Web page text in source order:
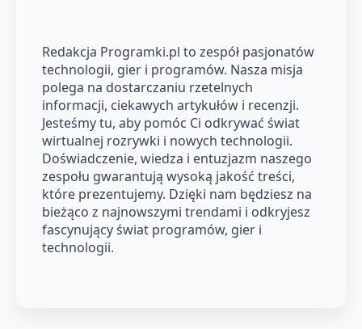
Redakcja Programki.pl to zespół pasjonatów
technologii, gier i programów. Nasza misja
polega na dostarczaniu rzetelnych
informacji, ciekawych artykułów i recenzji.
Jesteśmy tu, aby pomóc Ci odkrywać świat
wirtualnej rozrywki i nowych technologii.
Doświadczenie, wiedza i entuzjazm naszego
zespołu gwarantują wysoką jakość treści,
które prezentujemy. Dzięki nam będziesz na
bieżąco z najnowszymi trendami i odkryjesz
fascynujący świat programów, gier i
technologii.